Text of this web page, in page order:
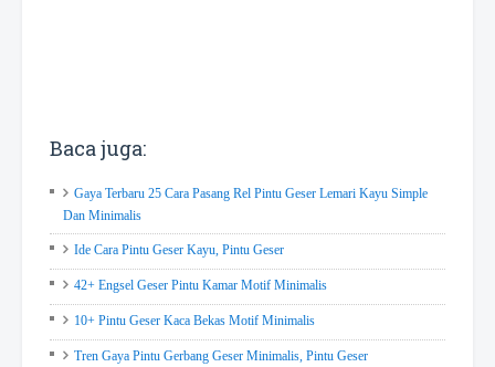
Baca juga:
Gaya Terbaru 25 Cara Pasang Rel Pintu Geser Lemari Kayu Simple
Dan Minimalis
Ide Cara Pintu Geser Kayu, Pintu Geser
42+ Engsel Geser Pintu Kamar Motif Minimalis
10+ Pintu Geser Kaca Bekas Motif Minimalis
Tren Gaya Pintu Gerbang Geser Minimalis, Pintu Geser